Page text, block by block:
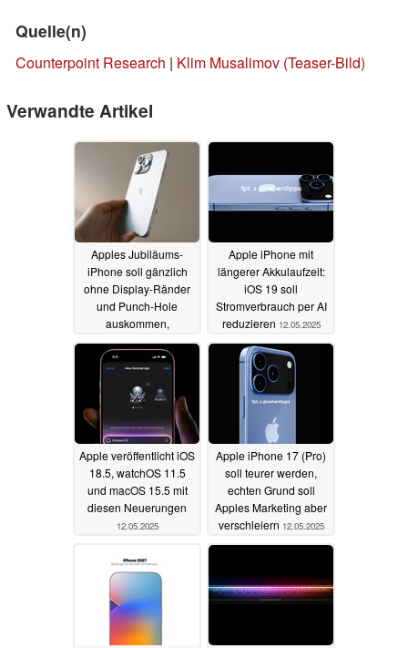
Quelle(n)
Counterpoint Research | Klim Musalimov (Teaser-Bild)
Verwandte Artikel
Apples Jubiläums-
iPhone soll gänzlich
ohne Display-Ränder
und Punch-Hole
auskommen,
brandneuen Akku
erhalten
14.05.2025
Apple iPhone mit
längerer Akkulaufzeit:
iOS 19 soll
Stromverbrauch per AI
reduzieren 12.05.2025
Apple veröffentlicht iOS
18.5, watchOS 11.5
und macOS 15.5 mit
diesen Neuerungen
12.05.2025
Apple iPhone 17 (Pro)
soll teurer werden,
echten Grund soll
Apples Marketing aber
verschleiern 12.05.2025